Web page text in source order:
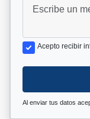
Acepto recibir
Al enviar tus datos